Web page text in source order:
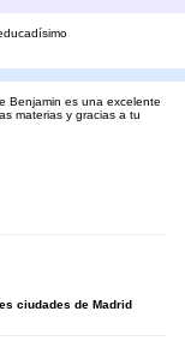
Benjamin es una excelente
materias y gracias a tu
ciudades de Madrid